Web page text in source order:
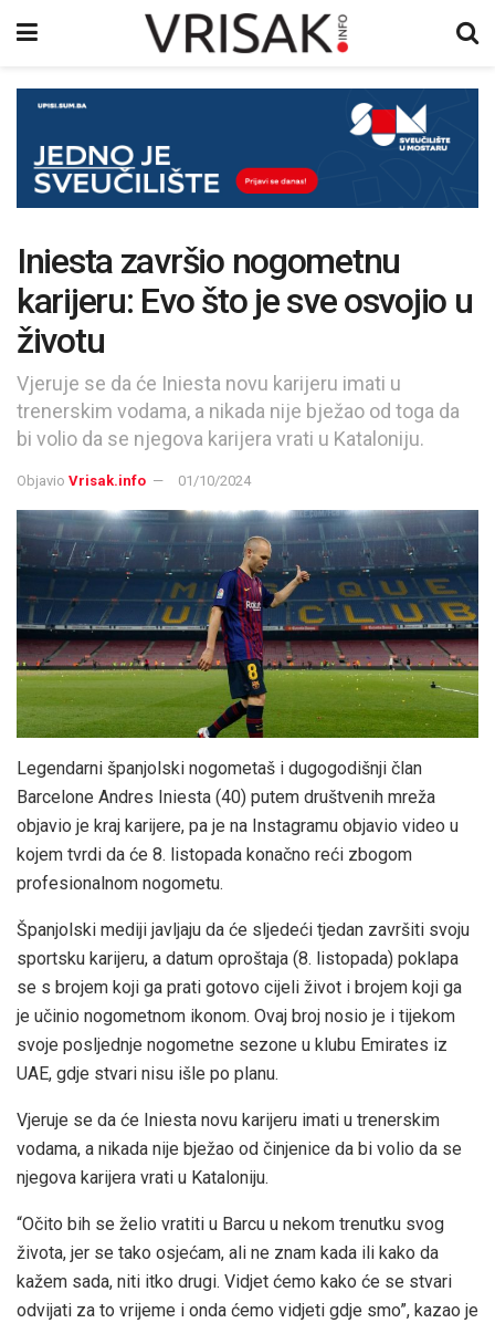
Iniesta završio nogometnu
karijeru: Evo što je sve osvojio u
životu
Vjeruje se da će Iniesta novu karijeru imati u
trenerskim vodama, a nikada nije bježao od toga da
bi volio da se njegova karijera vrati u Kataloniju.
Objavio Vrisak.info 01/10/2024
Legendarni španjolski nogometaš i dugogodišnji član
Barcelone Andres Iniesta (40) putem društvenih mreža
objavio je kraj karijere, pa je na Instagramu objavio video u
kojem tvrdi da će 8. listopada konačno reći zbogom
profesionalnom nogometu.
Španjolski mediji javljaju da će sljedeći tjedan završiti svoju
sportsku karijeru, a datum oproštaja (8. listopada) poklapa
se s brojem koji ga prati gotovo cijeli život i brojem koji ga
je učinio nogometnom ikonom. Ovaj broj nosio je i tijekom
svoje posljednje nogometne sezone u klubu Emirates iz
UAE, gdje stvari nisu išle po planu.
Vjeruje se da će Iniesta novu karijeru imati u trenerskim
vodama, a nikada nije bježao od činjenice da bi volio da se
njegova karijera vrati u Kataloniju.
“Očito bih se želio vratiti u Barcu u nekom trenutku svog
života, jer se tako osjećam, ali ne znam kada ili kako da
kažem sada, niti itko drugi. Vidjet ćemo kako će se stvari
odvijati za to vrijeme i onda ćemo vidjeti gdje smo”, kazao je